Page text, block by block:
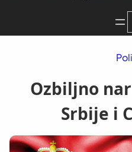
Ozbiljno
Srbije i